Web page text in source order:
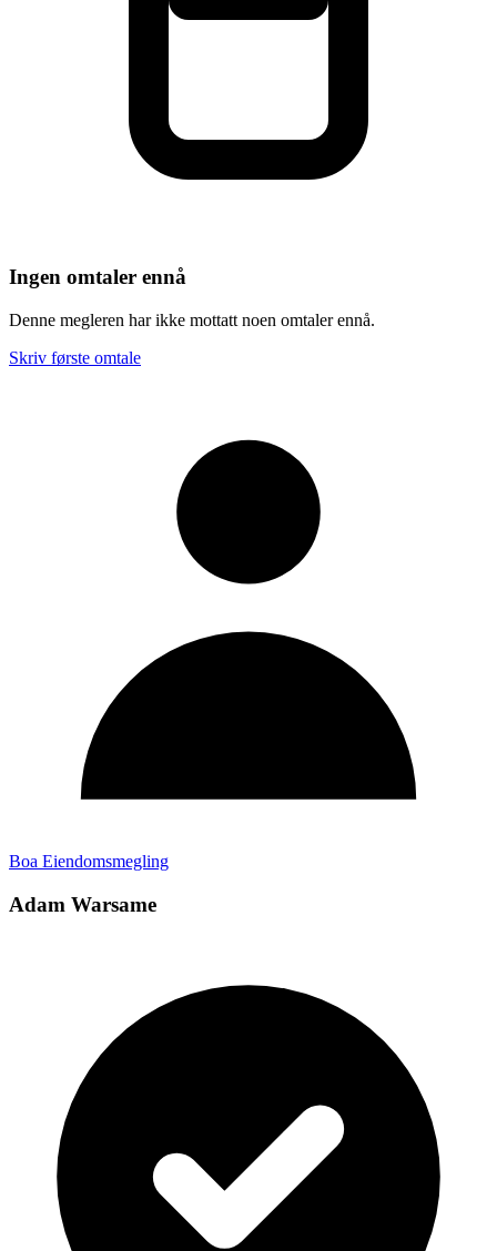
Ingen omtaler ennå
Denne megleren har ikke mottatt noen omtaler ennå.
Skriv første omtale
Boa Eiendomsmegling
Adam Warsame